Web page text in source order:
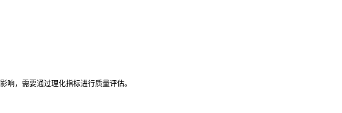
，需要通过理化指标进行质量评估。